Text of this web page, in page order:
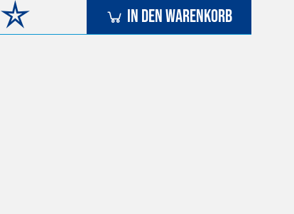
In den Warenkorb